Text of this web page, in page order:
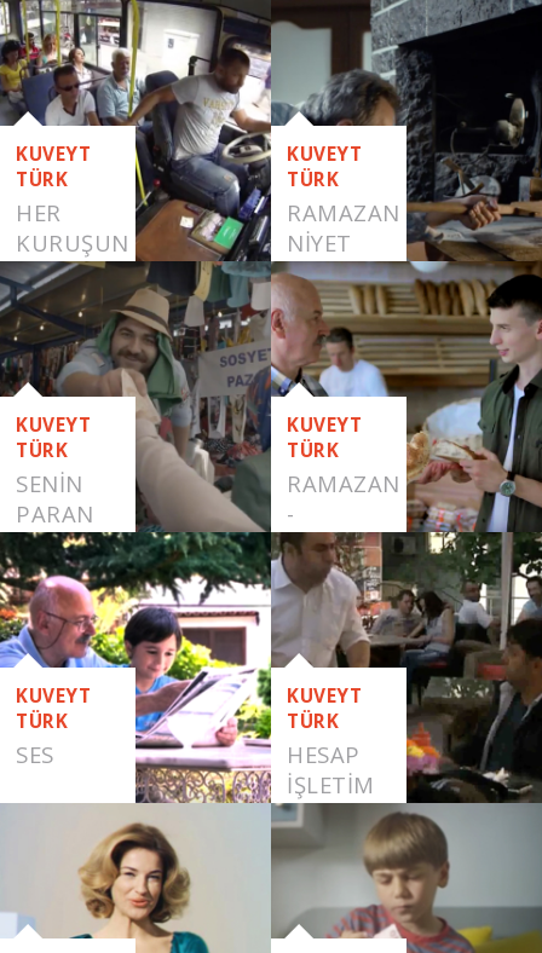
KUVEYT
TÜRK
HER
KURUŞUN
DEĞERİNİ
BİLENLERE
KUVEYT
TÜRK
RAMAZAN
NİYET
KUVEYT
TÜRK
SENIN
PARAN
KUVEYT
TÜRK
RAMAZAN
-
PAYLAŞMAK
KUVEYT
TÜRK
SES
KUVEYT
TÜRK
HESAP
İŞLETIM
ÜCRETI
VIRAL
FILMLER